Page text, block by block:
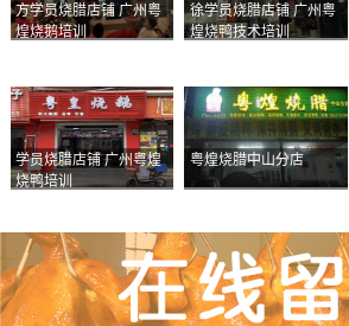
方学员烧腊店铺 广州粤
煌烧鹅培训
徐学员烧腊店铺 广州粤
煌烧鸭技术培训
学员烧腊店铺 广州粤煌
烧鸭培训
粤煌烧腊中山分店